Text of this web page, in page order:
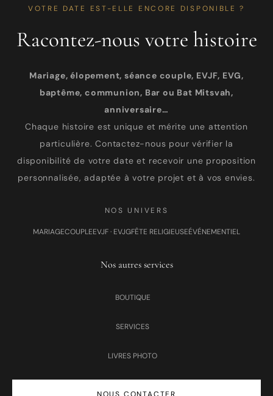
VOTRE DATE EST-ELLE ENCORE DISPONIBLE ?
Racontez-nous votre histoire
Mariage, élopement, séance couple, EVJF, EVG,
baptême, communion, Bar ou Bat Mitsvah,
anniversaire…
Chaque histoire est unique et mérite une attention
particulière. Contactez-nous pour vérifier la
disponibilité de votre date et recevoir une proposition
personnalisée, adaptée à votre projet et à vos envies.
NOS UNIVERS
MARIAGECOUPLEEVJF · EVJGFÊTE RELIGIEUSEÉVÉNEMENTIEL
Nos autres services
BOUTIQUE
SERVICES
LIVRES PHOTO